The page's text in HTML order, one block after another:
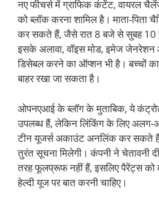
नए फीचर्स में ग्राफिक कंटेंट, वायरल
को ब्लॉक करना शामिल है। माता-पिता
कर सकते हैं, जैसे रात 8 बजे से सुबह
इसके अलावा, वॉइस मोड, इमेज जेनरेशन
डिसेबल करने का ऑप्शन भी है। बच्चों
बाहर रखा जा सकता है।
ओपनएआई के ब्लॉग के मुताबिक, ये
उपलब्ध हैं, लेकिन लिंकिंग के लिए
टीन यूजर्स अकाउंट अनलिंक कर सकते हैं,
तुरंत सूचना मिलेगी। कंपनी ने चेतावनी दी
तरह फूलप्रूफ नहीं हैं, इसलिए पैरेंट्स
हेल्दी यूज पर बात करनी चाहिए।